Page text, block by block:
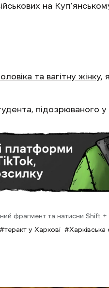
на
та вагітну жінку,
підозрюваного у
фрагмент та натисни Shift +
теракт у Харкові